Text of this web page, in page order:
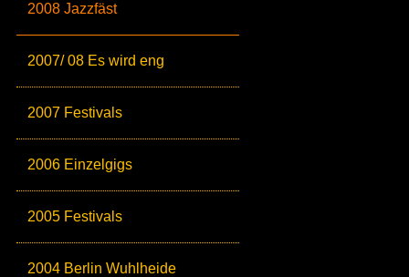
2008 Jazzfäst
2007/ 08 Es wird eng
2007 Festivals
2006 Einzelgigs
2005 Festivals
2004 Berlin Wuhlheide